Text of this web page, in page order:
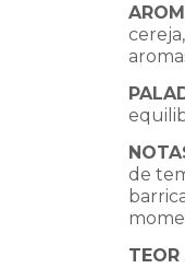
de